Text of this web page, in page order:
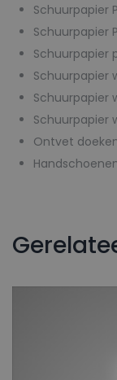
Schuurpapier
Schuurpapier
Schuurpapier
Schuurpapier
Schuurpapier
Schuurpapier
Ontvet